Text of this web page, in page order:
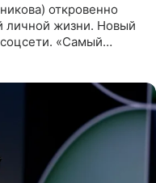
откровенно
личной жизни. Новый
«Самый